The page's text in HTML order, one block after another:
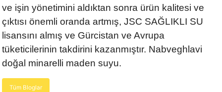
ve işin yönetimini aldıktan sonra ürün kalitesi ve
çıktısı önemli oranda artmış, JSC SAĞLIKLI SU
lisansını almış ve Gürcistan ve Avrupa
tüketicilerinin takdirini kazanmıştır. Nabveghlavi
doğal minarelli maden suyu.
Tüm Bloglar